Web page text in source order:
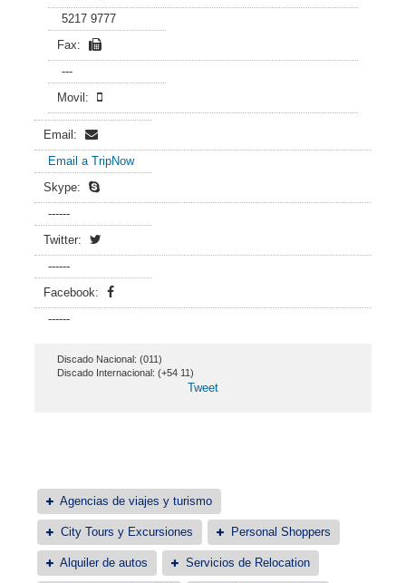
5217 9777
Fax:
---
Movil:
Email:
Email a TripNow
Skype:
------
Twitter:
------
Facebook:
------
Discado Nacional: (011)
Discado Internacional: (+54 11)
Tweet
Agencias de viajes y turismo
City Tours y Excursiones Personal Shoppers
Alquiler de autos Servicios de Relocation